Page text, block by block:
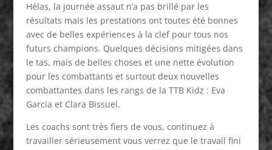
Hélas, la journée assaut n’a pas brillé par les
résultats mais les prestations ont toutes été bonnes
avec de belles expériences à la clef pour tous nos
futurs champions. Quelques décisions mitigées dans
le tas, mais de belles choses et une nette évolution
pour les combattants et surtout deux nouvelles
combattantes dans les rangs de la TTB Kidz : Eva
Garcia et Clara Bissuel.
Les coachs sont très fiers de vous, continuez à
travailler sérieusement vous verrez que le travail fini